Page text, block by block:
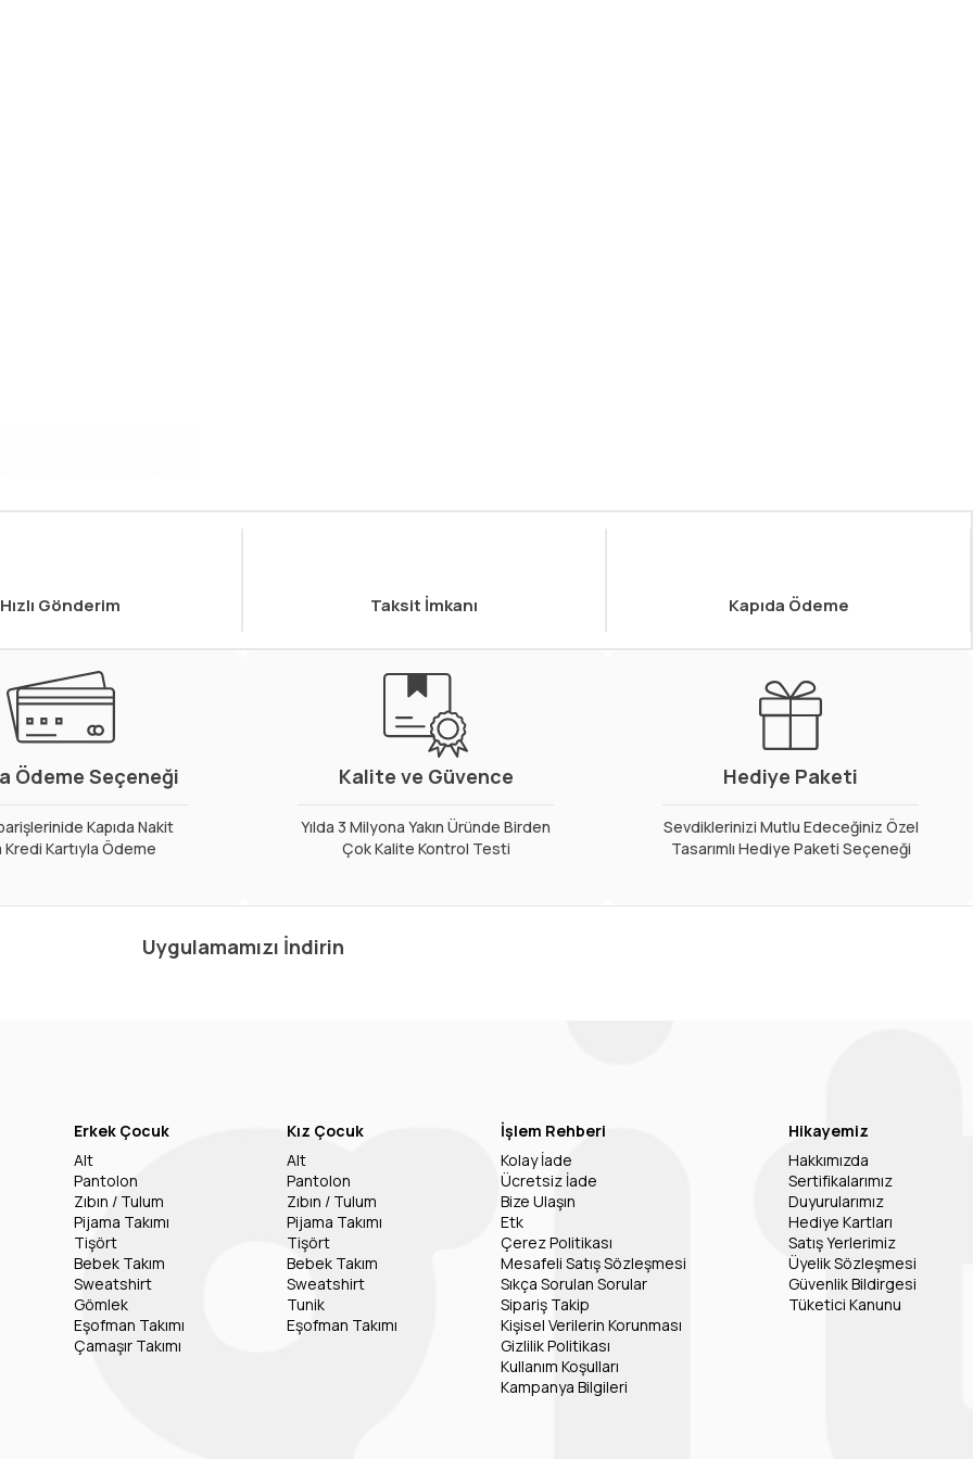
Hızlı Gönderim Taksit İmkanı Kapıda Ödeme
Ödeme Seçeneği
Kapıda Nakit
Kartıyla Ödeme
Kalite ve Güvence
Yılda 3 Milyona Yakın Üründe Birden
Çok Kalite Kontrol Testi
Hediye Paketi
Sevdiklerinizi Mutlu Edeceğiniz Özel
Tasarımlı Hediye Paketi Seçeneği
Uygulamamızı İndirin
Erkek Çocuk
Alt
Pantolon
Zıbın / Tulum
Pijama Takımı
Tişört
Bebek Takım
Sweatshirt
Gömlek
Eşofman Takımı
Çamaşır Takımı
Kız Çocuk
Alt
Pantolon
Zıbın / Tulum
Pijama Takımı
Tişört
Bebek Takım
Sweatshirt
Tunik
Eşofman Takımı
İşlem Rehberi
Kolay İade
Ücretsiz İade
Bize Ulaşın
Etk
Çerez Politikası
Mesafeli Satış Sözleşmesi
Sıkça Sorulan Sorular
Sipariş Takip
Kişisel Verilerin Korunması
Gizlilik Politikası
Kullanım Koşulları
Kampanya Bilgileri
Hikayemiz
Hakkımızda
Sertifikalarımız
Duyurularımız
Hediye Kartları
Satış Yerlerimiz
Üyelik Sözleşmesi
Güvenlik Bildirgesi
Tüketici Kanunu